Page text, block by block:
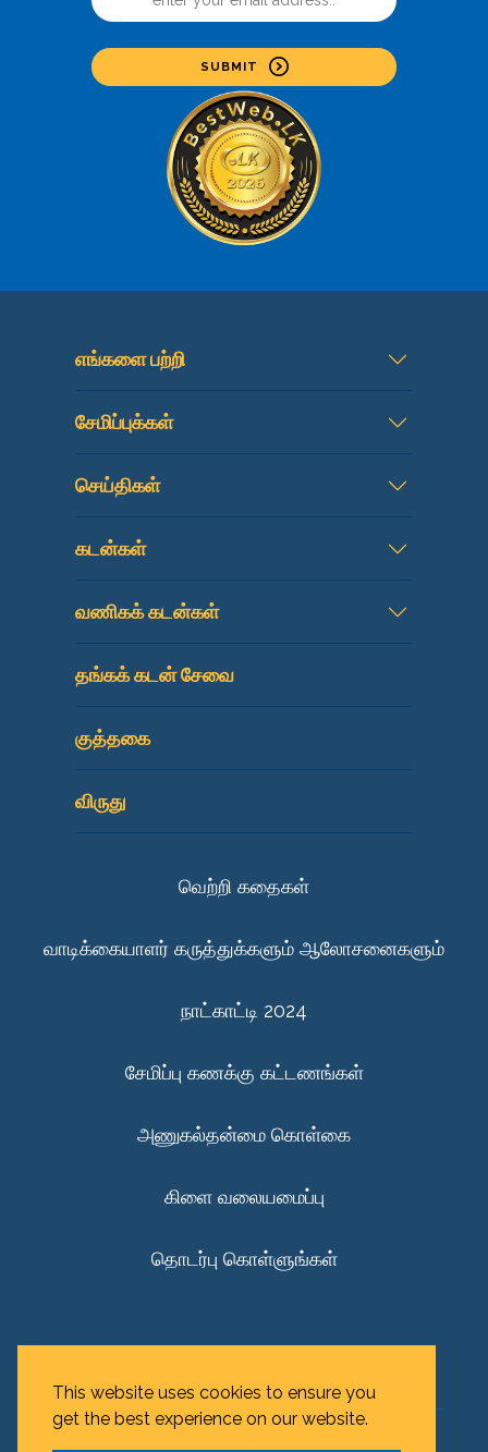
This website uses cookies to ensure you
get the best experience on our website.
SUBMIT
எங்களை பற்றி
சேமிப்புக்கள்
செய்திகள்
கடன்கள்
வணிகக் கடன்கள்
தங்கக் கடன் சேவை
குத்தகை
விருது
வெற்றி கதைகள்
வாடிக்கையாளர் கருத்துக்களும் ஆலோசனைகளும்
நாட்காட்டி 2024
சேமிப்பு கணக்கு கட்டணங்கள்
அணுகல்தன்மை கொள்கை
கிளை வலையமைப்பு
தொடர்பு கொள்ளுங்கள்